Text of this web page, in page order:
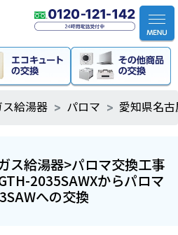
ス給湯器 パロマ 愛知県名
ス給湯器>パロマ交換工事
2035SAWXからパロマ
への交換